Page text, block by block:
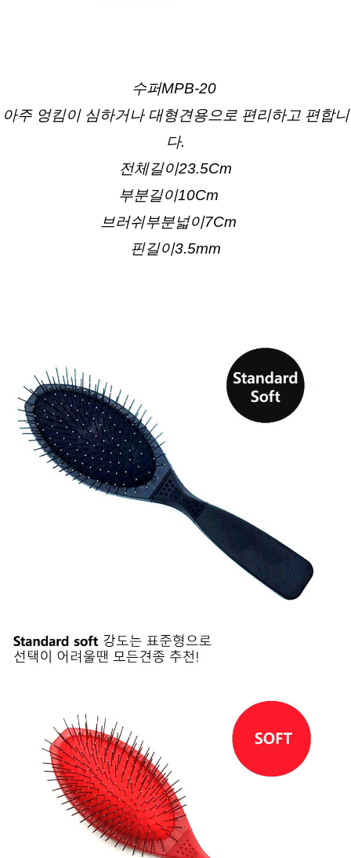
수퍼MPB-20
아주 엉킴이 심하거나 대형견용으로 편리하고 편합니
다.
전체길이23.5Cm
부분길이10Cm
브러쉬부분넓이7Cm
핀길이3.5mm